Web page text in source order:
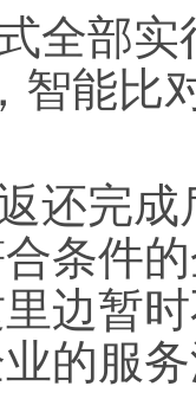
部实
智能比
完成
条件
边暂
的服